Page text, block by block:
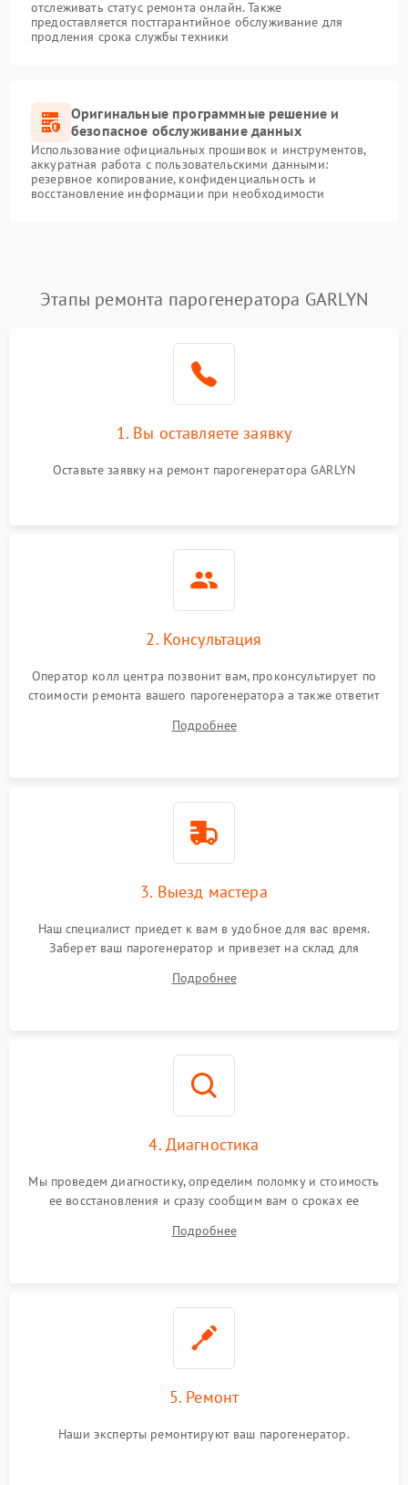
отслеживать статус ремонта онлайн. Также
предоставляется постгарантийное обслуживание для
продления срока службы техники
Оригинальные программные решение и
безопасное обслуживание данных
Использование официальных прошивок и инструментов,
аккуратная работа с пользовательскими данными:
резервное копирование, конфиденциальность и
восстановление информации при необходимости
Этапы ремонта парогенератора GARLYN
1. Вы оставляете заявку
Оставьте заявку на ремонт парогенератора GARLYN
2. Консультация
Оператор колл центра позвонит вам, проконсультирует по
стоимости ремонта вашего парогенератора а также ответит
Подробнее
3. Выезд мастера
Наш специалист приедет к вам в удобное для вас время.
Заберет ваш парогенератор и привезет на склад для
Подробнее
4. Диагностика
Мы проведем диагностику, определим поломку и стоимость
ее восстановления и сразу сообщим вам о сроках ее
Подробнее
5. Ремонт
Наши эксперты ремонтируют ваш парогенератор.